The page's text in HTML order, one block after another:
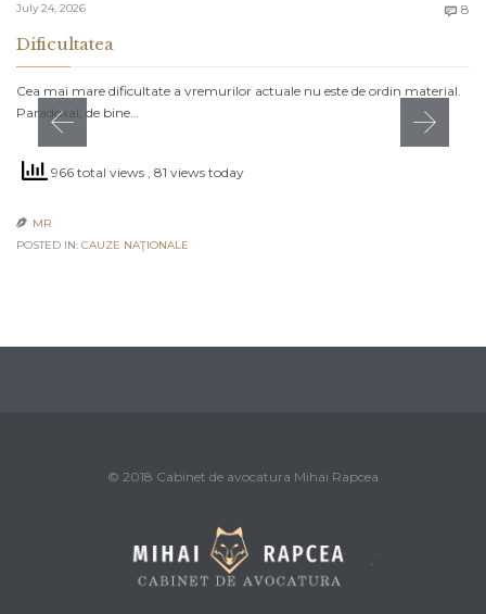
July 24, 2026  8
Dificultatea
Cea mai mare dificultate a vremurilor actuale nu este de ordin material.
Paradoxal, de bine…
966 total views , 81 views today
 MR
POSTED IN: CAUZE NAŢIONALE
© 2018 Cabinet de avocatura Mihai Rapcea